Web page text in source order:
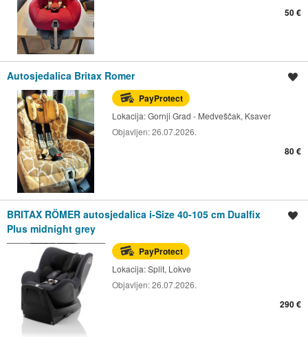
50 €
Autosjedalica Britax Romer
PayProtect
Lokacija:Gornji Grad - Medveščak, Ksaver
Objavljen:26.07.2026.
80 €
BRITAX RÖMER autosjedalica i-Size 40-105 cm Dualfix
Plus midnight grey
PayProtect
Lokacija:Split, Lokve
Objavljen:26.07.2026.
290 €